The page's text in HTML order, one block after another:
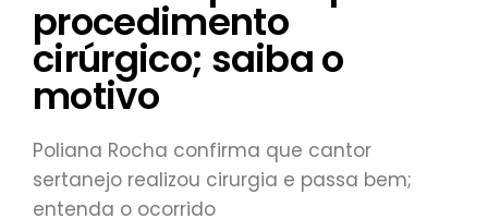
procedimento
cirúrgico; saiba o
motivo
Poliana Rocha confirma que cantor
sertanejo realizou cirurgia e passa bem;
entenda o ocorrido